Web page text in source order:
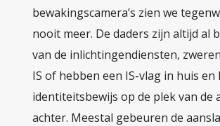
bewakingscamera’s zien we
nooit meer. De daders zijn altijd al
van de inlichtingendiensten,
IS of hebben een IS-vlag in huis en
identiteitsbewijs op de plek van de
achter. Meestal gebeuren de